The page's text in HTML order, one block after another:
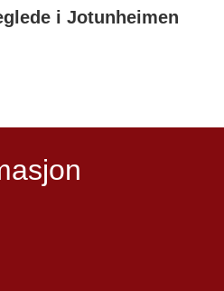
i Jotunheimen